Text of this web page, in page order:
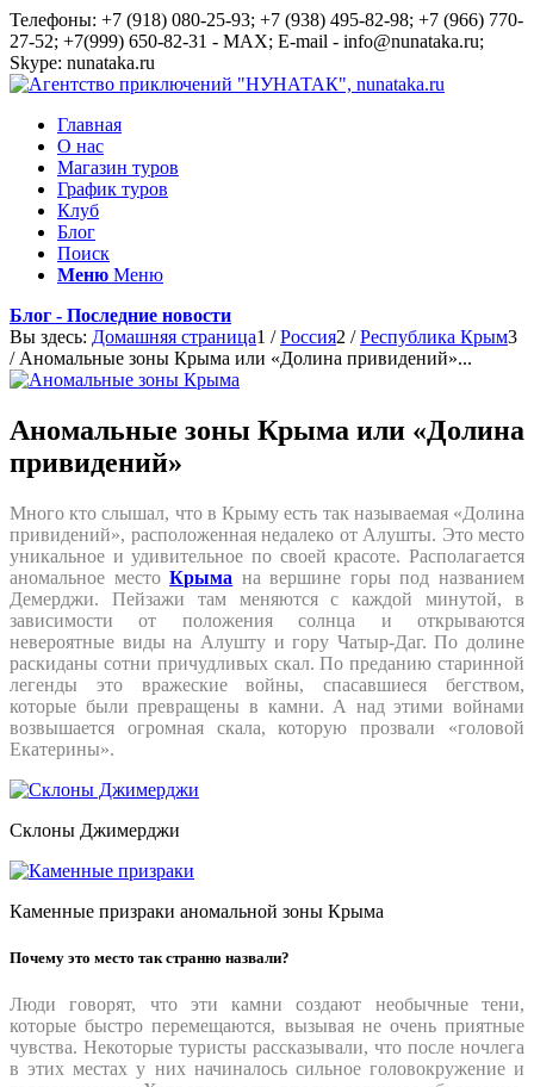
Телефоны: +7 (918) 080-25-93; +7 (938) 495-82-98; +7 (966) 770-
27-52; +7(999) 650-82-31 - MAX; E-mail - info@nunataka.ru;
Skype: nunataka.ru
Главная
О нас
Магазин туров
График туров
Клуб
Блог
Поиск
Меню Меню
Блог - Последние новости
Вы здесь: Домашняя страница1 / Россия2 / Республика Крым3
/ Аномальные зоны Крыма или «Долина привидений»...
Аномальные зоны Крыма или «Долина
привидений»
Много кто слышал, что в Крыму есть так называемая «Долина
привидений», расположенная недалеко от Алушты. Это место
уникальное и удивительное по своей красоте. Располагается
аномальное местоКрыма на вершине горы под названием
Демерджи. Пейзажи там меняются с каждой минутой, в
зависимости от положения солнца и открываются
невероятные виды на Алушту и гору Чатыр-Даг. По долине
раскиданы сотни причудливых скал. По преданию старинной
легенды это вражеские войны, спасавшиеся бегством,
которые были превращены в камни. А над этими войнами
возвышается огромная скала, которую прозвали «головой
Екатерины».
Склоны Джимерджи
Каменные призраки аномальной зоны Крыма
Почему это место так странно назвали?
Люди говорят, что эти камни создают необычные тени,
которые быстро перемещаются, вызывая не очень приятные
чувства. Некоторые туристы рассказывали, что после ночлега
в этих местах у них начиналось сильное головокружение и